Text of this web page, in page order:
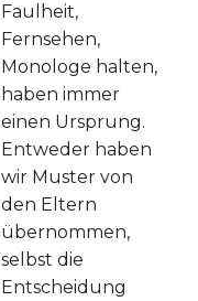
Faulheit,
Fernsehen,
Monologe halten,
haben immer
einen Ursprung.
Entweder haben
wir Muster von
den Eltern
übernommen,
selbst die
Entscheidung